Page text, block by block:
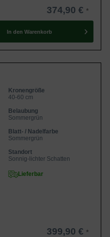
374,90 €
In den Warenkorb
Kronengröße
40-60 cm
Belaubung
Sommergrün
Blatt- / Nadelfarbe
Sommergrün
Standort
Sonnig-lichter Schatten
Lieferbar
399,90 €